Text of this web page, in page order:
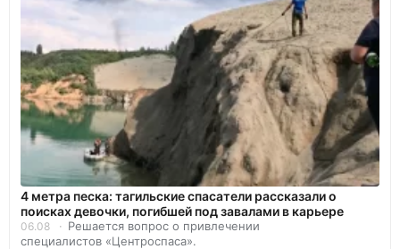
4 метра песка: тагильские спасатели рассказали о
поисках девочки, погибшей под завалами в карьере
06.08
Решается вопрос о привлечении
специалистов «Центроспаса».